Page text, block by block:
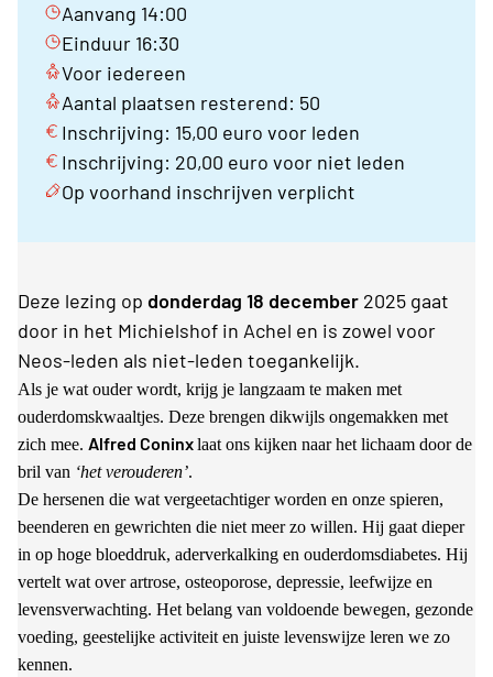
Aanvang 14:00
Einduur 16:30
Voor iedereen
Aantal plaatsen resterend: 50
Inschrijving: 15,00 euro voor leden
Inschrijving: 20,00 euro voor niet leden
Op voorhand inschrijven verplicht
Deze lezing op donderdag 18 december 2025 gaat
door in het Michielshof in Achel en is zowel voor
Neos-leden als niet-leden toegankelijk.
Als je wat ouder wordt, krijg je langzaam te maken met
ouderdomskwaaltjes. Deze brengen dikwijls ongemakken met
zich mee. Alfred Coninxlaat ons kijken naar het lichaam door de
bril van ‘het verouderen’.
De hersenen die wat vergeetachtiger worden en onze spieren,
beenderen en gewrichten die niet meer zo willen. Hij gaat dieper
in op hoge bloeddruk, aderverkalking en ouderdomsdiabetes. Hij
vertelt wat over artrose, osteoporose, depressie, leefwijze en
levensverwachting. Het belang van voldoende bewegen, gezonde
voeding, geestelijke activiteit en juiste levenswijze leren we zo
kennen.